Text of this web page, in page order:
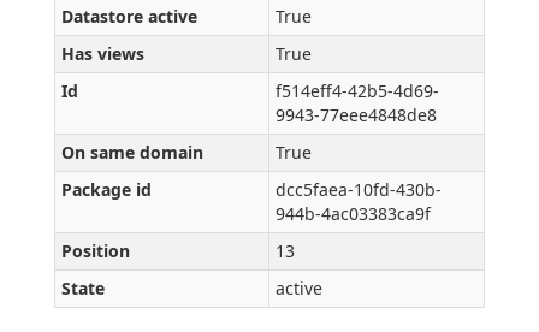
Datastore active
True
Has views
True
Id
f514eff4-42b5-4d69-
9943-77eee4848de8
On same domain
True
Package id
dcc5faea-10fd-430b-
944b-4ac03383ca9f
Position
13
State
active